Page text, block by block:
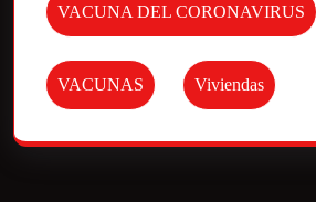
VACUNA DEL CORONAVIRUS
VACUNAS Viviendas